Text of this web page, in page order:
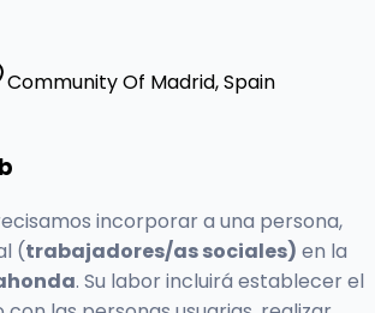
Community Of Madrid, Spain
incorporar a una persona,
(trabajadores/as sociales) en la
. Su labor incluirá establecer el